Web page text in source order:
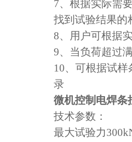
7、根据实际需
找到试验结果的
8、用户可根据
9、当负荷超过
10、可根据试
录
微机控制 电焊条
技术参数：
最大试验力